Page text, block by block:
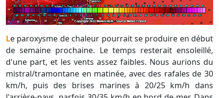
Le paroxysme de chaleur pourrait se produire en début
de semaine prochaine. Le temps resterait ensoleillé,
d'une part, et les vents assez faibles. Nous aurions du
mistral/tramontane en matinée, avec des rafales de 30
km/h, puis des brises marines à 20/25 km/h dans